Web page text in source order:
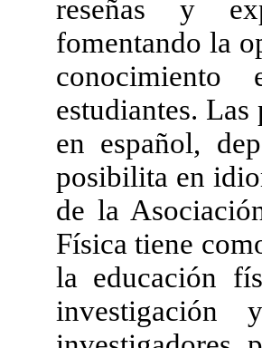
reseñas y
fomentando la
estudiantes.
en español,
posibilita en
de la
Física tiene
la educación